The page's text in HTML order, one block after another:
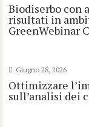
Biodiserbo con
risultati in
GreenWebinar
Giugno 28, 2026
Ottimizzare
sull’analisi dei